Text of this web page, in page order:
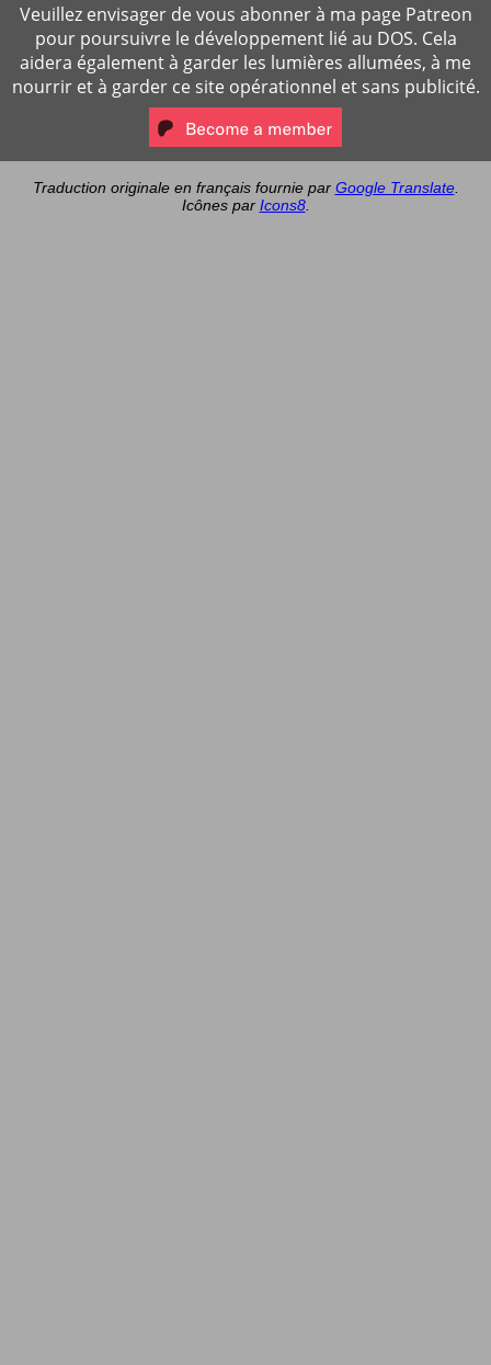
Veuillez envisager de vous abonner à ma page Patreon
pour poursuivre le développement lié au DOS. Cela
aidera également à garder les lumières allumées, à me
nourrir et à garder ce site opérationnel et sans publicité.
Traduction originale en français fournie par Google Translate.
Icônes par Icons8.